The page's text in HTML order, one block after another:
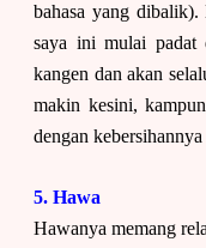
bahasa yang dibalik).
saya ini mulai padat
kangen dan akan
makin kesini,
dengan
5. Hawa
Hawanya memang